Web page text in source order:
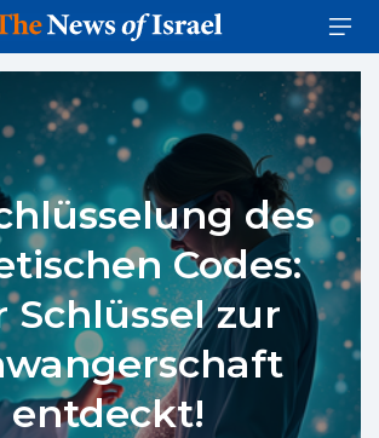
des
Codes:
Schlüssel zur
entdeckt!